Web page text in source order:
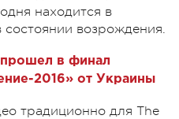
находится в
возрождения.
прошел в финал
2016» от Украины
традиционно для The